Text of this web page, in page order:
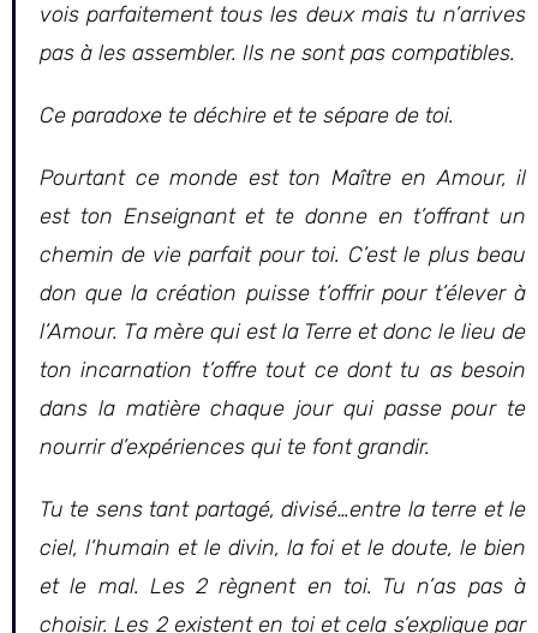
vois parfaitement tous les deux mais tu n’arrives
pas à les assembler. Ils ne sont pas compatibles.
Ce paradoxe te déchire et te sépare de toi.
Pourtant ce monde est ton Maître en Amour, il
est ton Enseignant et te donne en t’offrant un
chemin de vie parfait pour toi. C’est le plus beau
don que la création puisse t’offrir pour t’élever à
l’Amour. Ta mère qui est la Terre et donc le lieu de
ton incarnation t’offre tout ce dont tu as besoin
dans la matière chaque jour qui passe pour te
nourrir d’expériences qui te font grandir.
Tu te sens tant partagé, divisé…entre la terre et le
ciel, l’humain et le divin, la foi et le doute, le bien
et le mal. Les 2 règnent en toi. Tu n’as pas à
choisir. Les 2 existent en toi et cela s’explique par